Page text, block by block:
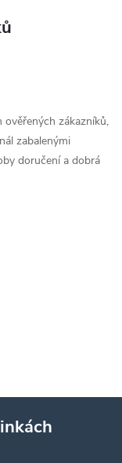
zákazníků,
zabalenými
doručení a dobrá